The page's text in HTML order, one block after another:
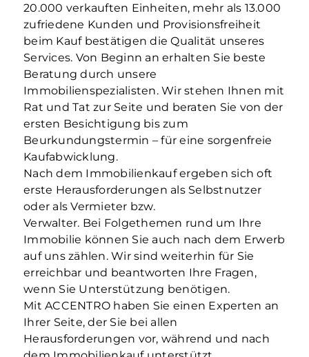
20.000 verkauften Einheiten, mehr als 13.000
zufriedene Kunden und Provisionsfreiheit
beim Kauf bestätigen die Qualität unseres
Services. Von Beginn an erhalten Sie beste
Beratung durch unsere
Immobilienspezialisten. Wir stehen Ihnen mit
Rat und Tat zur Seite und beraten Sie von der
ersten Besichtigung bis zum
Beurkundungstermin – für eine sorgenfreie
Kaufabwicklung.
Nach dem Immobilienkauf ergeben sich oft
erste Herausforderungen als Selbstnutzer
oder als Vermieter bzw.
Verwalter. Bei Folgethemen rund um Ihre
Immobilie können Sie auch nach dem Erwerb
auf uns zählen. Wir sind weiterhin für Sie
erreichbar und beantworten Ihre Fragen,
wenn Sie Unterstützung benötigen.
Mit ACCENTRO haben Sie einen Experten an
Ihrer Seite, der Sie bei allen
Herausforderungen vor, während und nach